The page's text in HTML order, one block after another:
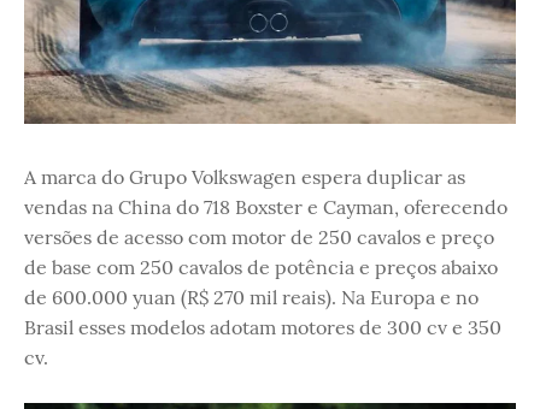
A marca do Grupo Volkswagen espera duplicar as
vendas na China do 718 Boxster e Cayman, oferecendo
versões de acesso com motor de 250 cavalos e preço
de base com 250 cavalos de potência e preços abaixo
de 600.000 yuan (R$ 270 mil reais). Na Europa e no
Brasil esses modelos adotam motores de 300 cv e 350
cv.